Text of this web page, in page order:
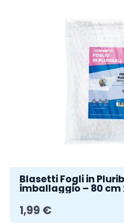
Blasetti Fogli in
imballaggio – 80 cm
1,99 €